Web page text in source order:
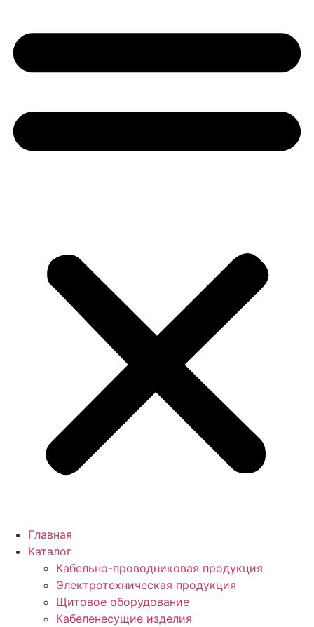
Главная
Каталог
Кабельно-проводниковая продукция
Электротехническая продукция
Щитовое оборудование
Кабеленесущие изделия